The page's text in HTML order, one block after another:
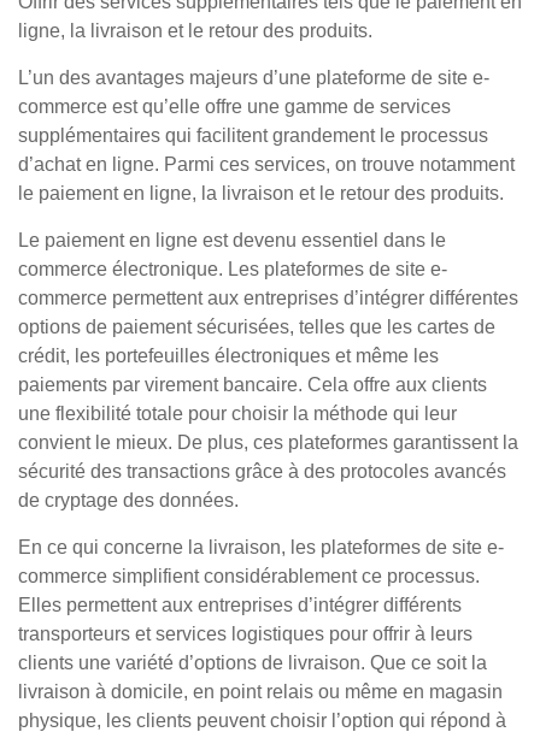
ligne, la livraison et le retour des produits.
L’un des avantages majeurs d’une plateforme de site e-
commerce est qu’elle offre une gamme de services
supplémentaires qui facilitent grandement le processus
d’achat en ligne. Parmi ces services, on trouve notamment
le paiement en ligne, la livraison et le retour des produits.
Le paiement en ligne est devenu essentiel dans le
commerce électronique. Les plateformes de site e-
commerce permettent aux entreprises d’intégrer différentes
options de paiement sécurisées, telles que les cartes de
crédit, les portefeuilles électroniques et même les
paiements par virement bancaire. Cela offre aux clients
une flexibilité totale pour choisir la méthode qui leur
convient le mieux. De plus, ces plateformes garantissent la
sécurité des transactions grâce à des protocoles avancés
de cryptage des données.
En ce qui concerne la livraison, les plateformes de site e-
commerce simplifient considérablement ce processus.
Elles permettent aux entreprises d’intégrer différents
transporteurs et services logistiques pour offrir à leurs
clients une variété d’options de livraison. Que ce soit la
livraison à domicile, en point relais ou même en magasin
physique, les clients peuvent choisir l’option qui répond à